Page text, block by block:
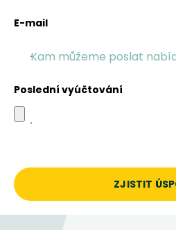
E-mail
Poslední vyúčtování
ZJISTIT